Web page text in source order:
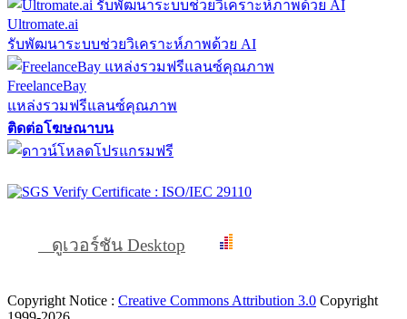
Ultromate.ai
รับพัฒนาระบบช่วยวิเคราะห์ภาพด้วย AI
FreelanceBay
แหล่งรวมฟรีแลนซ์คุณภาพ
ติดต่อโฆษณาบน
ดูเวอร์ชัน Desktop
Copyright Notice : Creative Commons Attribution 3.0 Copyright